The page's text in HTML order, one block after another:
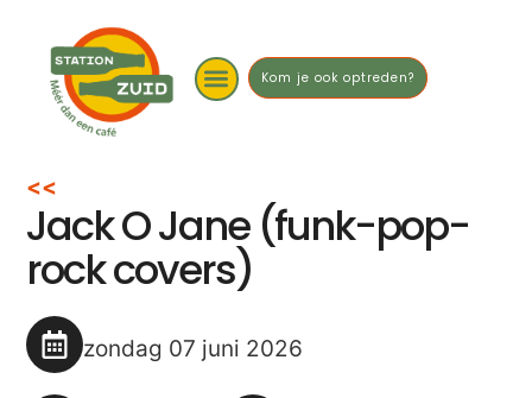
Kom je ook optreden?
<<
Jack O Jane (funk-pop-
rock covers)
zondag 07 juni 2026